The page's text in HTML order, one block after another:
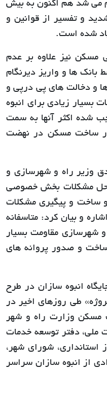
می شد هم اکنون به بیش
شدید و تفسیر از قوانین و
شده است.
نیز علاوه بر عدم
بانک ها و واریز دیرنگام
و دخالت های پی درپی و
بسیار زیادی برای انبوه
شده اکثر آنها به سمت
ساخت مسکن در نهضت
وزیر راه و شهرسازی و
حل مشکلات بخش خصوصی
و ساخت و پیگیری مشکلات
و بیان کرد: متاسفانه
شهرسازی مقاومت بسیار
و صدور پروانه های
انبوه سازان در طرح
طی روزهای اخیر در
مسکن وزارت راه و شهر
ملی، دفتر توسعه خدمات
استانداری، شورای شهر،
از انبوه سازان سراسر